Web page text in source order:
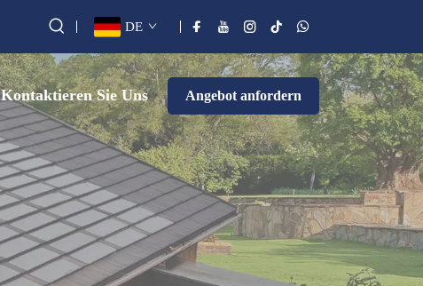
DE
Kontaktieren Sie Uns Angebot anfordern